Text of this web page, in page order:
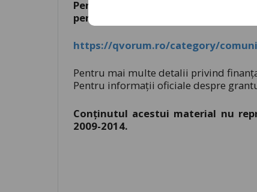
Pentru mai multe detalii despre
pentru comunitatea mea!” aici:
https://qvorum.ro/category/
Pentru mai multe detalii privind
Pentru informații oficiale despre
Conținutul acestui material nu
2009-2014.